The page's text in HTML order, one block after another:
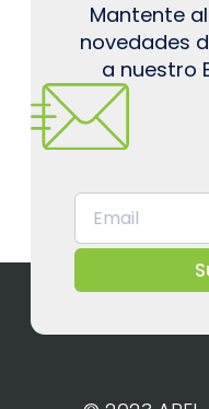
Mantente
novedades
a nuestro